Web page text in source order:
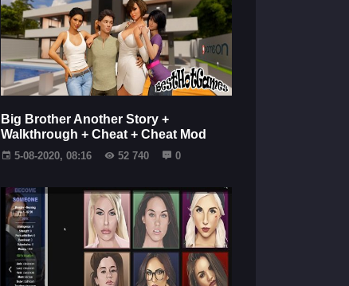
Big Brother Another Story +
Walkthrough + Cheat + Cheat Mod
5-08-2020, 08:16 52 740 0